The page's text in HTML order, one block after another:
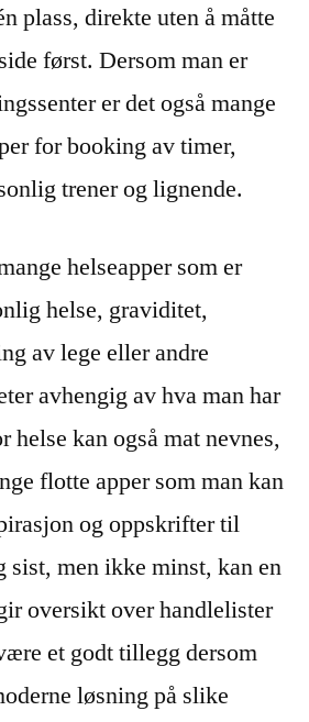
plass, direkte uten å måtte
først. Dersom man er
er det også mange
for booking av timer,
trener og lignende.
helseapper som er
helse, graviditet,
av lege eller andre
avhengig av hva man har
helse kan også mat nevnes,
flotte apper som man kan
og oppskrifter til
sist, men ikke minst, kan en
oversikt over handlelister
et godt tillegg dersom
løsning på slike